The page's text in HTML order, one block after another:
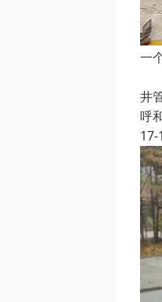
一
井
呼
17-